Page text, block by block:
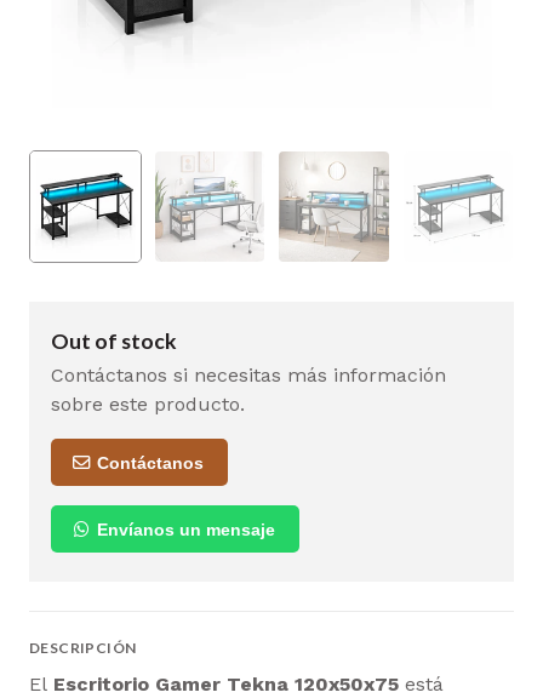
Out of stock
Contáctanos si necesitas más información
sobre este producto.
Contáctanos
Envíanos un mensaje
DESCRIPCIÓN
El Escritorio Gamer Tekna 120x50x75 está